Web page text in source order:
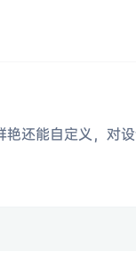
还能自定义，对设